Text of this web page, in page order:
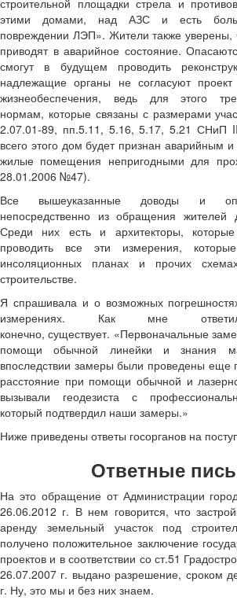
этими домами, над АЗС и есть
повреждении ЛЭП». Жители также уверены,
приводят в аварийное состояние.
смогут в будущем проводить
надлежащие органы не согласуют проект
жизнеобеспечения, ведь для этого
нормам, которые связаны с размерами
2.07.01-89, пп.5.11, 5.16, 5.17, 5.21 СНиП
всего этого дом будет признан аварийным
жилые помещения непригодными для
28.01.2006 №47).
Все вышеуказанные доводы и
непосредственно из обращения
Среди них есть и архитекторы,
проводить все эти измерения,
инсоляционных планах и прочих
строительстве.
Я спрашивала и о возможных
измерениях. Как мне
конечно, существует. «Первоначальные
помощи обычной линейки и знания
впоследствии замеры были проведены еще
расстояние при помощи обычной и
вызывали геодезиста с
который подтвердил наши замеры.»
Ниже приведены ответы госорганов на
Ответные
На это обращение от Администрации
26.06.2012 г. В нем говорится, что
аренду земельный участок под
получено положительное заключение
проектов и в соответствии со ст.51
26.07.2007 г. выдано разрешение, сроком
г. Ну, это мы и без них знаем.